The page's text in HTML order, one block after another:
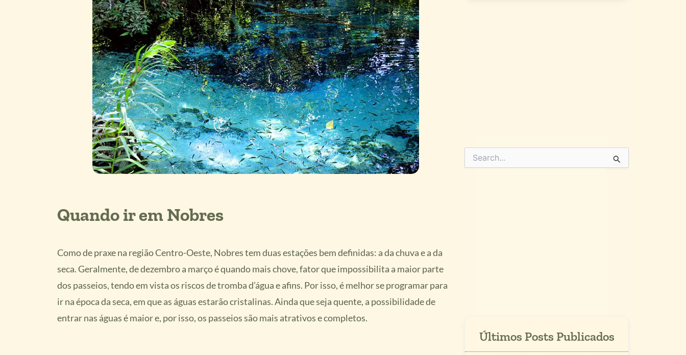
Quando ir em Nobres
Como de praxe na região Centro-Oeste, Nobres tem duas estações bem definidas: a da chuva e a da
seca. Geralmente, de dezembro a março é quando mais chove, fator que impossibilita a maior parte
dos passeios, tendo em vista os riscos de tromba d’água e afins. Por isso, é melhor se programar para
ir na época da seca, em que as águas estarão cristalinas. Ainda que seja quente, a possibilidade de
entrar nas águas é maior e, por isso, os passeios são mais atrativos e completos.
Pesquisar
por: